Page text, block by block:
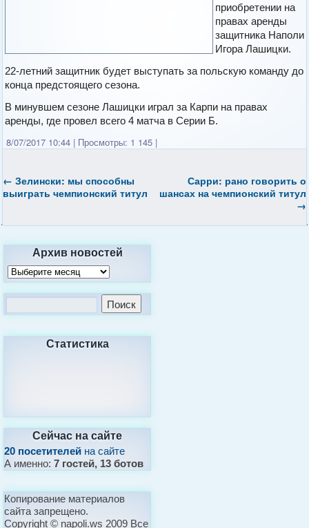
приобретении на
правах аренды
защитника Наполи
Игора Лашицки.
22-летний защитник будет выступать за польскую команду до
конца предстоящего сезона.
В минувшем сезоне Лашицки играл за Карпи на правах
аренды, где провел всего 4 матча в Серии Б.
8/07/2017 10:44 | Просмотры: 1 145 |
← Зелински: мы способны
выиграть чемпионский титул
Сарри: рано говорить о
шансах на чемпионский титул
→
Архив новостей
Статистика
Сейчас на сайте
20 посетителей на сайте
А именно:7 гостей, 13 ботов
Копирование материалов
сайта запрещено.
Copyright © napoli.ws 2009 Все